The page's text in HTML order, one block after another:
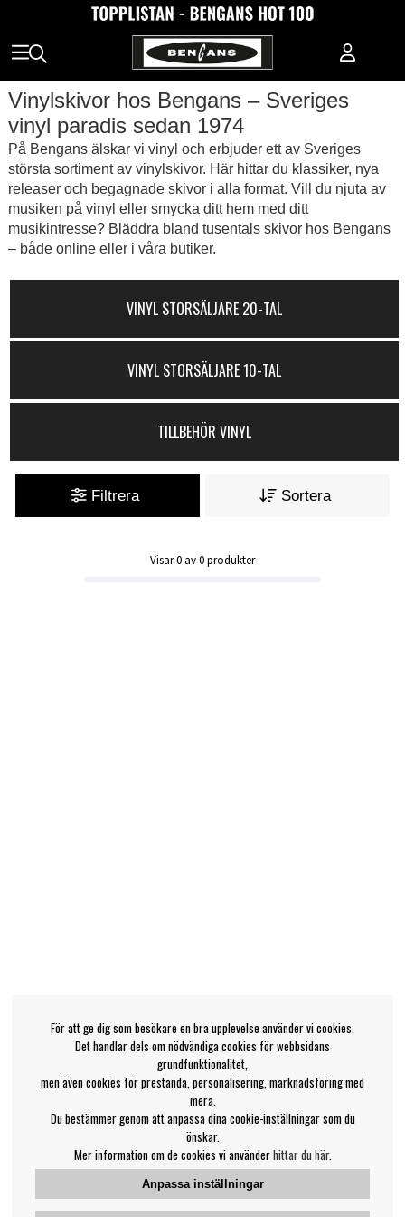
Vinylskivor hos Bengans – Sveriges
vinyl paradis sedan 1974
På Bengans älskar vi vinyl och erbjuder ett av Sveriges
största sortiment av vinylskivor. Här hittar du klassiker, nya
releaser och begagnade skivor i alla format. Vill du njuta av
musiken på vinyl eller smycka ditt hem med ditt
musikintresse? Bläddra bland tusentals skivor hos Bengans
– både online eller i våra butiker.
VINYL STORSÄLJARE 20-TAL
VINYL STORSÄLJARE 10-TAL
TILLBEHÖR VINYL
Filtrera Sortera
Visar0 av0produkter
För att ge dig som besökare en bra upplevelse använder vi cookies.
Det handlar dels om nödvändiga cookies för webbsidans
grundfunktionalitet,
men även cookies för prestanda, personalisering, marknadsföring med
mera.
Du bestämmer genom att anpassa dina cookie-inställningar som du
önskar.
Mer information om de cookies vi använderhittar du här.
Anpassa inställningar